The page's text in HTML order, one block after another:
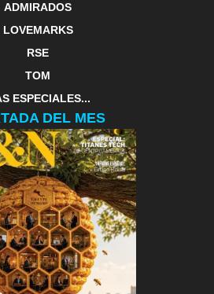
ADMIRADOS
LOVEMARKS
RSE
TOM
ESPECIALES...
DEL MES